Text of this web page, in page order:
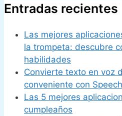
Entradas recientes
Las mejores
la trompeta: descubre
habilidades
Convierte texto en voz
conveniente con
Las 5 mejores
cumpleaños